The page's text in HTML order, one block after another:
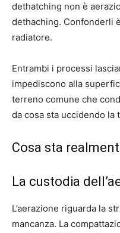
dethatching non è
dethaching. Confonderli
radiatore.
Entrambi i processi
impediscono alla
terreno comune che
da cosa sta uccidendo la
Cosa sta
La custodia
L’aerazione riguarda la
mancanza. La